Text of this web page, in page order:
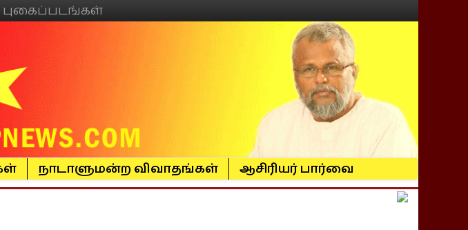
புகைப்படங்கள்
நாடாளுமன்ற விவாதங்கள் ஆசிரியர் பார்வை